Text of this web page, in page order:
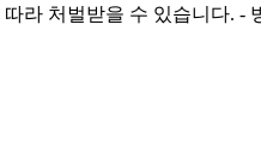
라 처벌받을 수 있습니다.